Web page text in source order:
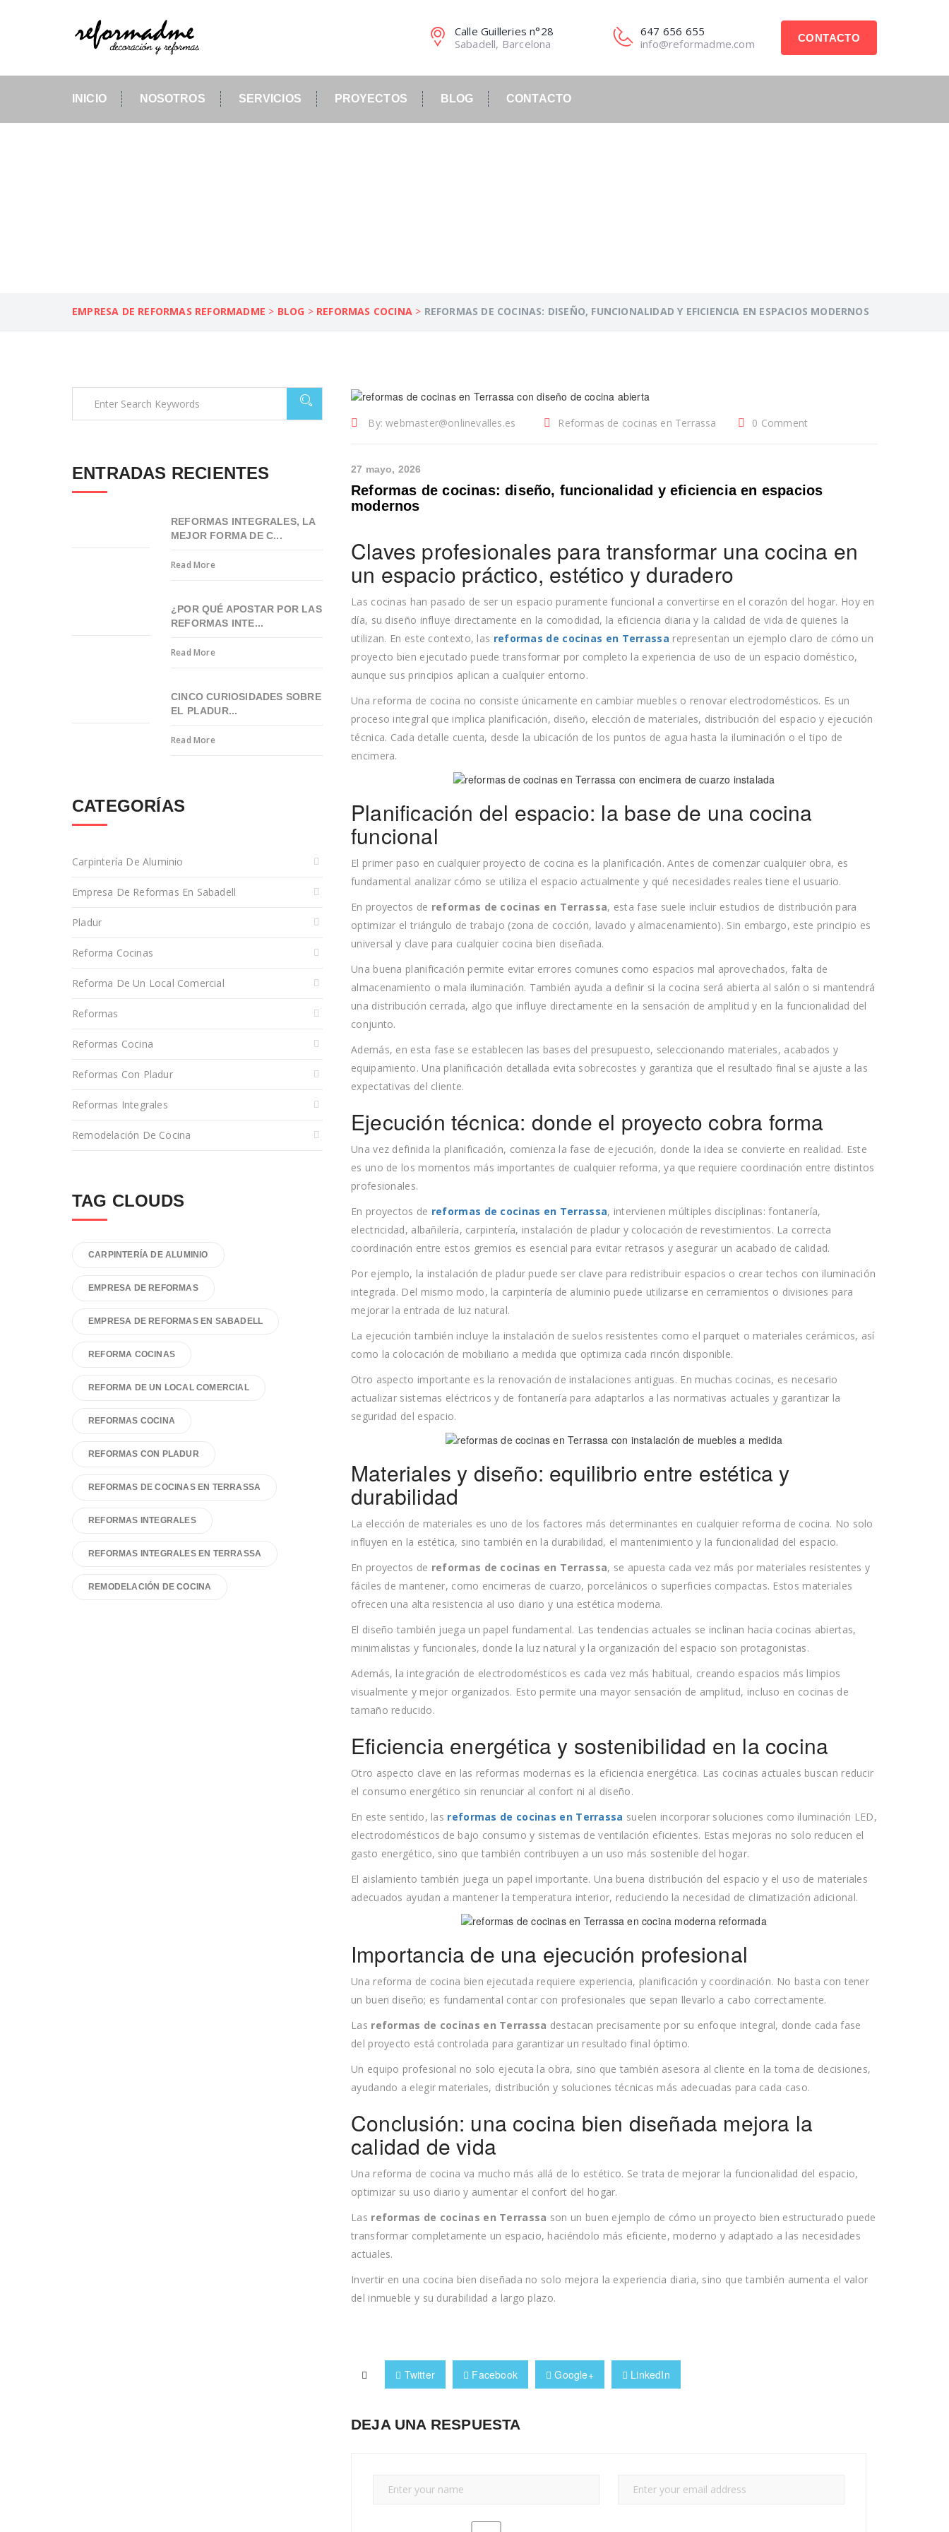
CONTACTO
647 656 655
info@reformadme.com
Calle Guilleries n°28
Sabadell, Barcelona
INICIO NOSOTROS SERVICIOS PROYECTOS BLOG CONTACTO
EMPRESA DE REFORMAS REFORMADME > BLOG > REFORMAS COCINA > REFORMAS DE COCINAS: DISEÑO, FUNCIONALIDAD Y EFICIENCIA EN ESPACIOS MODERNOS
By:webmaster@onlinevalles.es Reformas de cocinas en Terrassa 0 Comment
27 mayo, 2026
Reformas de cocinas: diseño, funcionalidad y eficiencia en espacios
modernos
Claves profesionales para transformar una cocina en
un espacio práctico, estético y duradero
Las cocinas han pasado de ser un espacio puramente funcional a convertirse en el corazón del hogar. Hoy en
día, su diseño influye directamente en la comodidad, la eficiencia diaria y la calidad de vida de quienes la
utilizan. En este contexto, las reformas de cocinas en Terrassa representan un ejemplo claro de cómo un
proyecto bien ejecutado puede transformar por completo la experiencia de uso de un espacio doméstico,
aunque sus principios aplican a cualquier entorno.
Una reforma de cocina no consiste únicamente en cambiar muebles o renovar electrodomésticos. Es un
proceso integral que implica planificación, diseño, elección de materiales, distribución del espacio y ejecución
técnica. Cada detalle cuenta, desde la ubicación de los puntos de agua hasta la iluminación o el tipo de
encimera.
Planificación del espacio: la base de una cocina
funcional
El primer paso en cualquier proyecto de cocina es la planificación. Antes de comenzar cualquier obra, es
fundamental analizar cómo se utiliza el espacio actualmente y qué necesidades reales tiene el usuario.
En proyectos de reformas de cocinas en Terrassa, esta fase suele incluir estudios de distribución para
optimizar el triángulo de trabajo (zona de cocción, lavado y almacenamiento). Sin embargo, este principio es
universal y clave para cualquier cocina bien diseñada.
Una buena planificación permite evitar errores comunes como espacios mal aprovechados, falta de
almacenamiento o mala iluminación. También ayuda a definir si la cocina será abierta al salón o si mantendrá
una distribución cerrada, algo que influye directamente en la sensación de amplitud y en la funcionalidad del
conjunto.
Además, en esta fase se establecen las bases del presupuesto, seleccionando materiales, acabados y
equipamiento. Una planificación detallada evita sobrecostes y garantiza que el resultado final se ajuste a las
expectativas del cliente.
Ejecución técnica: donde el proyecto cobra forma
Una vez definida la planificación, comienza la fase de ejecución, donde la idea se convierte en realidad. Este
es uno de los momentos más importantes de cualquier reforma, ya que requiere coordinación entre distintos
profesionales.
En proyectos de reformas de cocinas en Terrassa, intervienen múltiples disciplinas: fontanería,
electricidad, albañilería, carpintería, instalación de pladur y colocación de revestimientos. La correcta
coordinación entre estos gremios es esencial para evitar retrasos y asegurar un acabado de calidad.
Por ejemplo, la instalación de pladur puede ser clave para redistribuir espacios o crear techos con iluminación
integrada. Del mismo modo, la carpintería de aluminio puede utilizarse en cerramientos o divisiones para
mejorar la entrada de luz natural.
La ejecución también incluye la instalación de suelos resistentes como el parquet o materiales cerámicos, así
como la colocación de mobiliario a medida que optimiza cada rincón disponible.
Otro aspecto importante es la renovación de instalaciones antiguas. En muchas cocinas, es necesario
actualizar sistemas eléctricos y de fontanería para adaptarlos a las normativas actuales y garantizar la
seguridad del espacio.
Materiales y diseño: equilibrio entre estética y
durabilidad
La elección de materiales es uno de los factores más determinantes en cualquier reforma de cocina. No solo
influyen en la estética, sino también en la durabilidad, el mantenimiento y la funcionalidad del espacio.
En proyectos de reformas de cocinas en Terrassa, se apuesta cada vez más por materiales resistentes y
fáciles de mantener, como encimeras de cuarzo, porcelánicos o superficies compactas. Estos materiales
ofrecen una alta resistencia al uso diario y una estética moderna.
El diseño también juega un papel fundamental. Las tendencias actuales se inclinan hacia cocinas abiertas,
minimalistas y funcionales, donde la luz natural y la organización del espacio son protagonistas.
Además, la integración de electrodomésticos es cada vez más habitual, creando espacios más limpios
visualmente y mejor organizados. Esto permite una mayor sensación de amplitud, incluso en cocinas de
tamaño reducido.
Eficiencia energética y sostenibilidad en la cocina
Otro aspecto clave en las reformas modernas es la eficiencia energética. Las cocinas actuales buscan reducir
el consumo energético sin renunciar al confort ni al diseño.
En este sentido, las reformas de cocinas en Terrassa suelen incorporar soluciones como iluminación LED,
electrodomésticos de bajo consumo y sistemas de ventilación eficientes. Estas mejoras no solo reducen el
gasto energético, sino que también contribuyen a un uso más sostenible del hogar.
El aislamiento también juega un papel importante. Una buena distribución del espacio y el uso de materiales
adecuados ayudan a mantener la temperatura interior, reduciendo la necesidad de climatización adicional.
Importancia de una ejecución profesional
Una reforma de cocina bien ejecutada requiere experiencia, planificación y coordinación. No basta con tener
un buen diseño; es fundamental contar con profesionales que sepan llevarlo a cabo correctamente.
Las reformas de cocinas en Terrassa destacan precisamente por su enfoque integral, donde cada fase
del proyecto está controlada para garantizar un resultado final óptimo.
Un equipo profesional no solo ejecuta la obra, sino que también asesora al cliente en la toma de decisiones,
ayudando a elegir materiales, distribución y soluciones técnicas más adecuadas para cada caso.
Conclusión: una cocina bien diseñada mejora la
calidad de vida
Una reforma de cocina va mucho más allá de lo estético. Se trata de mejorar la funcionalidad del espacio,
optimizar su uso diario y aumentar el confort del hogar.
Las reformas de cocinas en Terrassa son un buen ejemplo de cómo un proyecto bien estructurado puede
transformar completamente un espacio, haciéndolo más eficiente, moderno y adaptado a las necesidades
actuales.
Invertir en una cocina bien diseñada no solo mejora la experiencia diaria, sino que también aumenta el valor
del inmueble y su durabilidad a largo plazo.
Twitter Facebook Google+ LinkedIn
DEJA UNA RESPUESTA
ENTRADAS RECIENTES
REFORMAS INTEGRALES, LA
MEJOR FORMA DE C...
Read More
¿POR QUÉ APOSTAR POR LAS
REFORMAS INTE...
Read More
CINCO CURIOSIDADES SOBRE
EL PLADUR...
Read More
CATEGORÍAS
Carpintería De Aluminio
Empresa De Reformas En Sabadell
Pladur
Reforma Cocinas
Reforma De Un Local Comercial
Reformas
Reformas Cocina
Reformas Con Pladur
Reformas Integrales
Remodelación De Cocina
TAG CLOUDS
CARPINTERÍA DE ALUMINIO
EMPRESA DE REFORMAS
EMPRESA DE REFORMAS EN SABADELL
REFORMA COCINAS
REFORMA DE UN LOCAL COMERCIAL
REFORMAS COCINA
REFORMAS CON PLADUR
REFORMAS DE COCINAS EN TERRASSA
REFORMAS INTEGRALES
REFORMAS INTEGRALES EN TERRASSA
REMODELACIÓN DE COCINA